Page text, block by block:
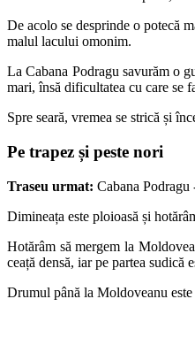
De acolo se desprinde o potecă
malul lacului omonim.
La Cabana Podragu savurăm o
mari, însă dificultatea cu care se
Spre seară, vremea se strică și
Pe trapez și peste nori
Traseu urmat: Cabana
Dimineața este ploioasă și
Hotărâm să mergem la
ceață densă, iar pe partea sudică
Drumul până la Moldoveanu